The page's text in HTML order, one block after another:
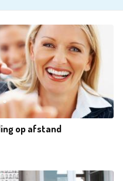
op afstand